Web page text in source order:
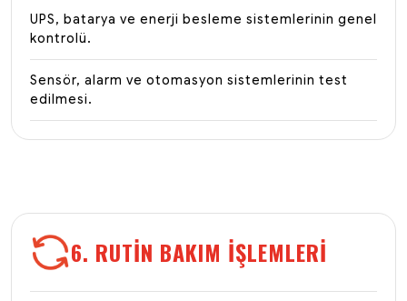
UPS, batarya ve enerji besleme sistemlerinin genel
kontrolü.
Sensör, alarm ve otomasyon sistemlerinin test
edilmesi.
6. RUTIN BAKIM İŞLEMLERI